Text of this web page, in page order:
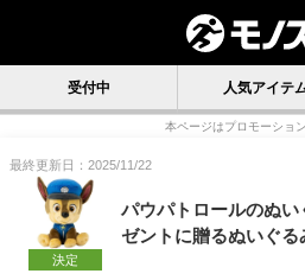
受付中 人気アイテ
本ページはプロモーショ
最終更新日：2025/11/22
決定
パウパトロールのぬ
ゼントに贈るぬいぐる